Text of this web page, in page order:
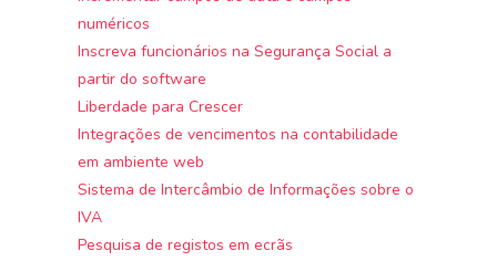
numéricos
Inscreva funcionários na Segurança Social a
partir do software
Liberdade para Crescer
Integrações de vencimentos na contabilidade
em ambiente web
Sistema de Intercâmbio de Informações sobre o
IVA
Pesquisa de registos em ecrãs